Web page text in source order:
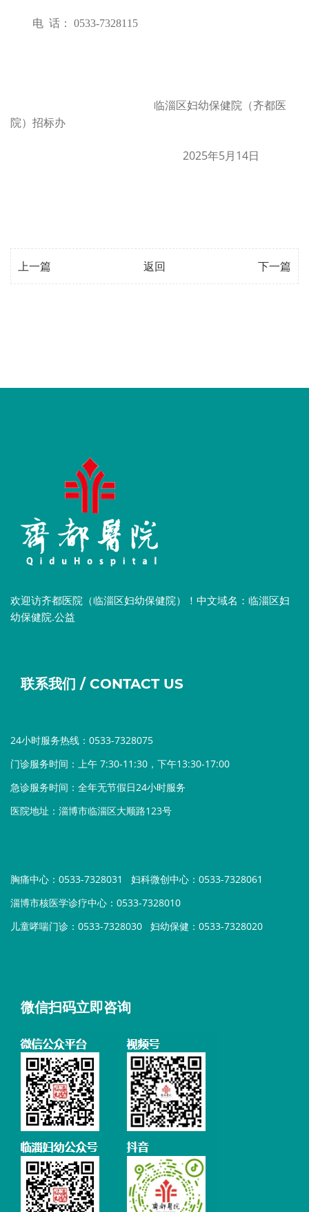
电 话： 0533-7328115
临淄区妇幼保健院（齐都医
院）招标办
2025年5月 14日
上一篇 返回 下一篇
欢迎访齐都医院（临淄区妇幼保健院）！中文域名：临淄区妇
幼保健院.公益
联系我们 / CONTACT US
24小时服务热线：0533-7328075
门诊服务时间：上午 7:30-11:30，下午13:30-17:00
急诊服务时间：全年无节假日24小时服务
医院地址：淄博市临淄区大顺路123号
胸痛中心：0533-7328031
妇科微创中心：0533-7328061
淄博市核医学诊疗中心：0533-7328010
儿童哮喘门诊：0533-7328030
妇幼保健：0533-7328020
微信扫码立即咨询